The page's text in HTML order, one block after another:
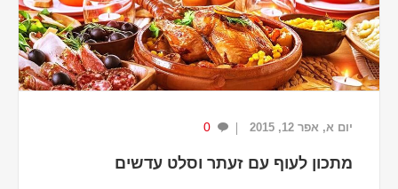
יום א, אפר 12, 2015 0
מתכון לעוף עם זעתר וסלט עדשים